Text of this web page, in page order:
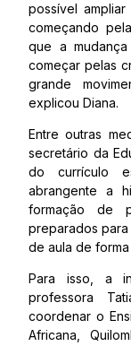
possível
começando
que a
começar pelas
grande
explicou Diana.
Entre outras
secretário da
do currículo
abrangente a
formação de
preparados
de aula de
Para isso, a
professora
coordenar o
Africana,